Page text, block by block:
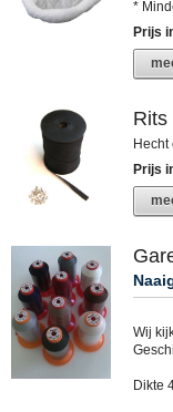
*
Prijs
Rits
Prijs
Wij
Dikte